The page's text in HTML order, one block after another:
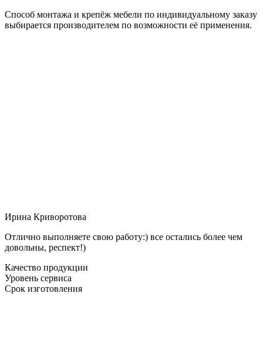
Способ монтажа и крепёж мебели по индивидуальному заказу
выбирается производителем по возможности её применения.
Ирина Криворотова
Отлично выполняете свою работу:) все остались более чем
довольны, респект!)
Качество продукции
Уровень сервиса
Срок изготовления